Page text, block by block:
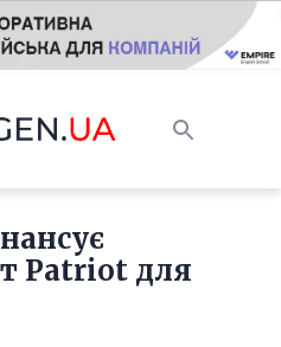
Patriot для